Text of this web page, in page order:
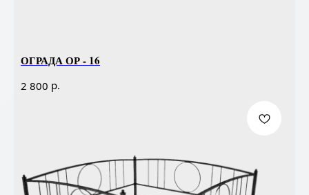
ОГРАДА ОР - 16
2 800 р.